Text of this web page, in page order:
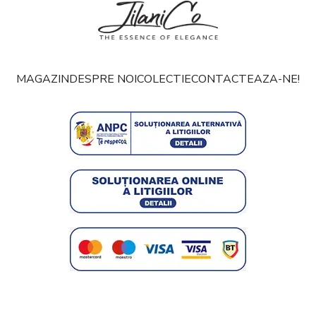
MAGAZINDESPRE NOICOLECTIECONTACTEAZA-NE!